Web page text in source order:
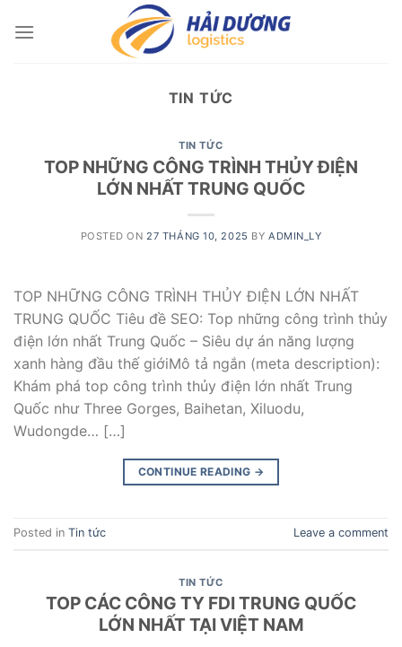
TIN TỨC
TIN TỨC
TOP NHỮNG CÔNG TRÌNH THỦY ĐIỆN
LỚN NHẤT TRUNG QUỐC
POSTED ON 27 THÁNG 10, 2025 BY ADMIN_LY
TOP NHỮNG CÔNG TRÌNH THỦY ĐIỆN LỚN NHẤT
TRUNG QUỐC Tiêu đề SEO: Top những công trình thủy
điện lớn nhất Trung Quốc – Siêu dự án năng lượng
xanh hàng đầu thế giớiMô tả ngắn (meta description):
Khám phá top công trình thủy điện lớn nhất Trung
Quốc như Three Gorges, Baihetan, Xiluodu,
Wudongde… […]
CONTINUE READING →
Posted in Tin tức Leave a comment
TIN TỨC
TOP CÁC CÔNG TY FDI TRUNG QUỐC
LỚN NHẤT TẠI VIỆT NAM